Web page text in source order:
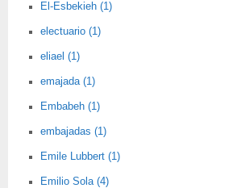
El-Esbekieh (1)
electuario (1)
eliael (1)
emajada (1)
Embabeh (1)
embajadas (1)
Emile Lubbert (1)
Emilio Sola (4)